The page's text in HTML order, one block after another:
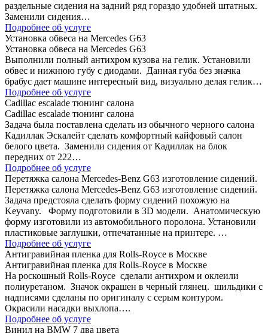
раздельные сидения на задний ряд гораздо удобней штатных.
Заменили сидения…
Подробнее об услуге
Установка обвеса на Mercedes G63
Установка обвеса на Mercedes G63
Выполнили полный антихром кузова на гелик. Установили
обвес и нижнюю губу с диодами. Данная губа без значка
брабус дает машине интересный вид, визуально делая гелик…
Подробнее об услуге
Сadillac escalade тюнинг салона
Сadillac escalade тюнинг салона
Задача была поставлена сделать из обычного черного салона
Кадиллак Эскалейт сделать комфортный кайфовый салон
белого цвета. Заменили сидения от Кадиллак на блок
передних от 222…
Подробнее об услуге
Перетяжка салона Mercedes-Benz G63 изготовление сидений.
Перетяжка салона Mercedes-Benz G63 изготовление сидений.
Задача предстояла сделать форму сидений похожую на
Keyvany. Форму подготовили в 3D модели. Анатомическую
форму изготовили из автомобильного поролона. Установили
пластиковые заглушки, отпечатанные на принтере. …
Подробнее об услуге
Антигравийная пленка для Rolls-Royce в Москве
Антигравийная пленка для Rolls-Royce в Москве
На роскошный Rolls-Royce сделали антихром и оклеили
полиуретаном. Значок окрашен в черный глянец. шильдики с
надписями сделаны по оригиналу с серым контуром.
Окрасили насадки выхлопа….
Подробнее об услуге
Винил на BMW 7 два цвета